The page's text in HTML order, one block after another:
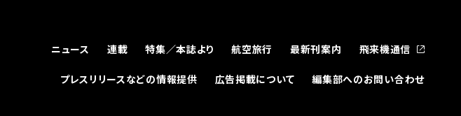
ニュース 連載 特集／本誌より 航空旅行 最新刊案内 飛来機通信
プレスリリースなどの情報提供 広告掲載について 編集部へのお問い合わせ